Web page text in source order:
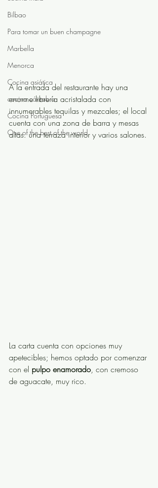
Bilbao
Para tomar un buen champagne
Marbella
Menorca
Cocina asiática
cocina cántabra
Cocina Portuguesa
One of the best of the world
A la entrada del restaurante hay una
enorme librería acristalada con
innumerables tequilas y mezcales; el local
cuenta con una zona de barra y mesas
altas. una terraza interior y varios salones.
La carta cuenta con opciones muy
apetecibles; hemos optado por comenzar
con el pulpo enamorado, con cremoso
de aguacate, muy rico.